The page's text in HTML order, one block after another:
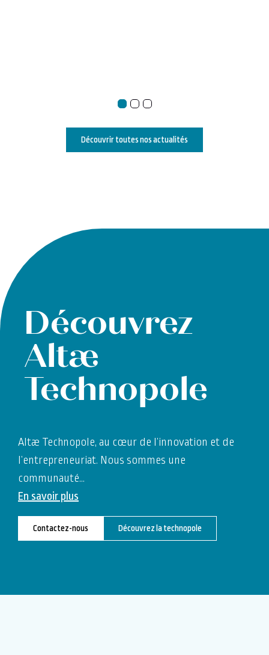
Découvrir toutes nos actualités
Découvrez
Altæ
Technopole
Altæ Technopole, au cœur de l’innovation et de
l’entrepreneuriat. Nous sommes une
communauté…
En savoir plus
Contactez-nous Découvrez la technopole